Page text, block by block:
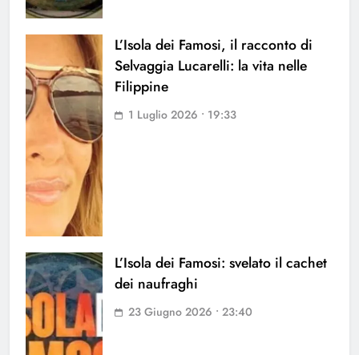
L’Isola dei Famosi, il racconto di
Selvaggia Lucarelli: la vita nelle
Filippine
1 Luglio 2026 • 19:33
L’Isola dei Famosi: svelato il cachet
dei naufraghi
23 Giugno 2026 • 23:40